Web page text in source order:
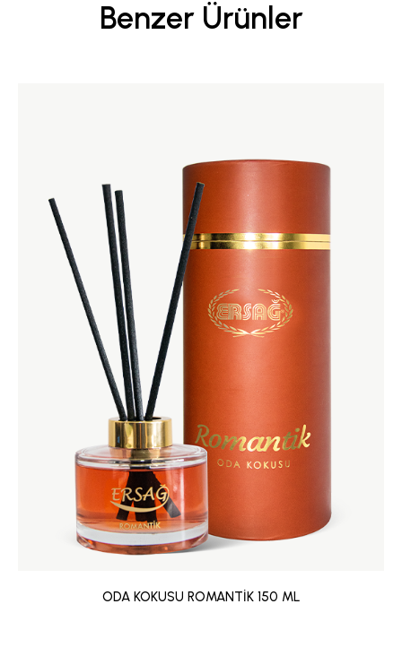
Benzer Ürünler
ODA KOKUSU ROMANTİK 150 ML